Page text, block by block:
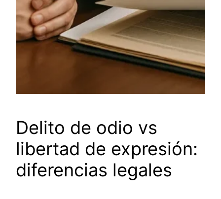
Delito de odio vs
libertad de expresión:
diferencias legales